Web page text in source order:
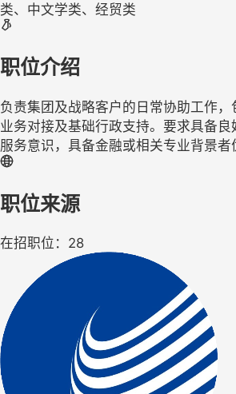
类、中文学类、经贸类
职位介绍
负责集团及战略客户的日常协助工作，
业务对接及基础行政支持。要求具备良
服务意识，具备金融或相关专业背景者
职位来源
在招职位：28